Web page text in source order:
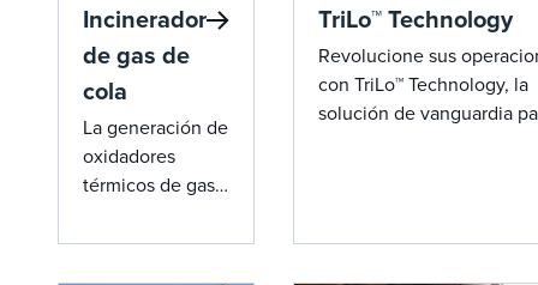
Incinerador
de gas de
cola
La generación de
oxidadores
térmicos de gas
Zink ofrece una
TriLo™ Technology
Revolucione sus
con TriLo™ Technology, la
solución de vanguardia